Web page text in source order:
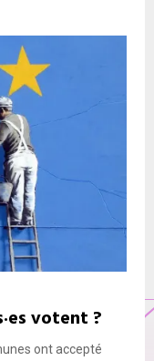
votent ?
ont accepté